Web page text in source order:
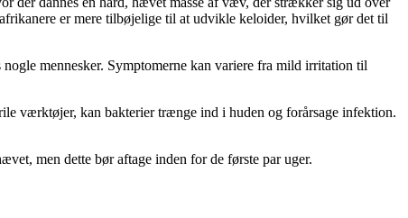
er mere tilbøjelige til at udvikle keloider, hvilket gør det til
mennesker. Symptomerne kan variere fra mild irritation til
værktøjer, kan bakterier trænge ind i huden og forårsage infektion.
men dette bør aftage inden for de første par uger.